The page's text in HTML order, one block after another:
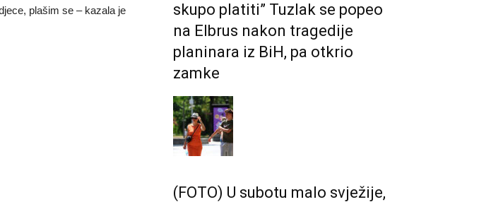
plašim se – kazala je
skupo platiti” Tuzlak se popeo
na Elbrus nakon tragedije
planinara iz BiH, pa otkrio
zamke
(FOTO) U subotu malo svježije,